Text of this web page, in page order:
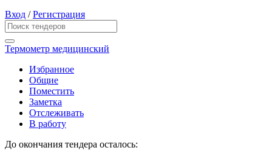
Вход /Регистрация
Термометр медицинский
Избранное
Общие
Поместить
Заметка
Отслеживать
В работу
До окончания тендера осталось: